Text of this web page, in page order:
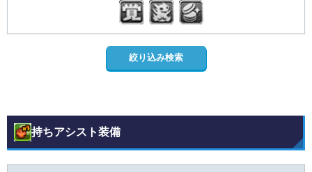
持ちアシスト装備